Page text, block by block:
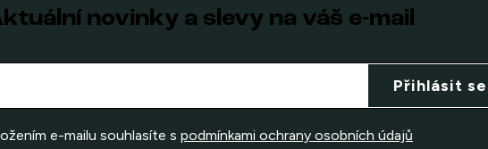
novinky a slevy na váš e-mail
e-mailu souhlasíte s podmínkami ochrany osobních údajů
Přihlásit se